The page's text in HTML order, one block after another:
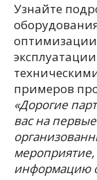
Узнайте
оптимизации
примеров
«Дорогие
вас на
информацию